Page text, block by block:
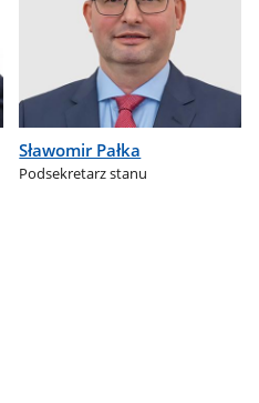
Sławomir Pałka
Podsekretarz stanu